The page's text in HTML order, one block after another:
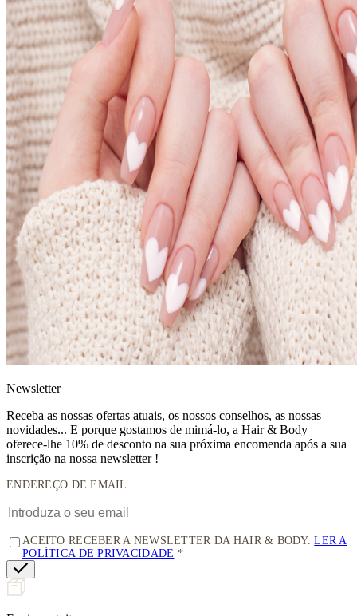
Newsletter
Receba as nossas ofertas atuais, os nossos conselhos, as nossas
novidades... E porque gostamos de mimá-lo, a Hair & Body
oferece-lhe 10% de desconto na sua próxima encomenda após a sua
inscrição na nossa newsletter !
ENDEREÇO DE EMAIL
ACEITO RECEBER A NEWSLETTER DA HAIR & BODY.LER A
POLÍTICA DE PRIVACIDADE